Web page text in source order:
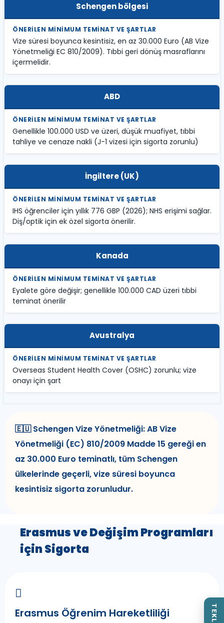
Schengen bölgesi
Vize süresi boyunca kesintisiz, en az 30.000 Euro (AB Vize
Yönetmeliği EC 810/2009). Tıbbi geri dönüş masraflarını
içermelidir.
ABD
Genellikle 100.000 USD ve üzeri, düşük muafiyet, tıbbi
tahliye ve cenaze nakli (J-1 vizesi için sigorta zorunlu)
İngiltere (UK)
IHS öğrenciler için yıllık 776 GBP (2026); NHS erişimi sağlar.
Diş/optik için ek özel sigorta önerilir.
Kanada
Eyalete göre değişir; genellikle 100.000 CAD üzeri tıbbi
teminat önerilir
Avustralya
Overseas Student Health Cover (OSHC) zorunlu; vize
onayı için şart
🇪🇺 Schengen Vize Yönetmeliği: AB Vize
Yönetmeliği (EC) 810/2009 Madde 15 gereği en
az 30.000 Euro teminatlı, tüm Schengen
ülkelerinde geçerli, vize süresi boyunca
kesintisiz sigorta zorunludur.
Erasmus ve Değişim Programları
için Sigorta
Erasmus Öğrenim Hareketliliği